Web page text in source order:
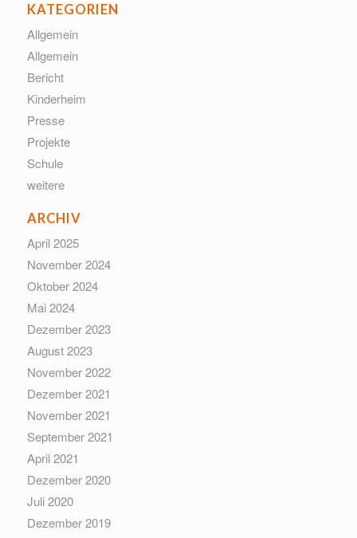
KATEGORIEN
Allgemein
Allgemein
Bericht
Kinderheim
Presse
Projekte
Schule
weitere
ARCHIV
April 2025
November 2024
Oktober 2024
Mai 2024
Dezember 2023
August 2023
November 2022
Dezember 2021
November 2021
September 2021
April 2021
Dezember 2020
Juli 2020
Dezember 2019